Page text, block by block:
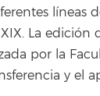
líneas
La edición
por la
y el